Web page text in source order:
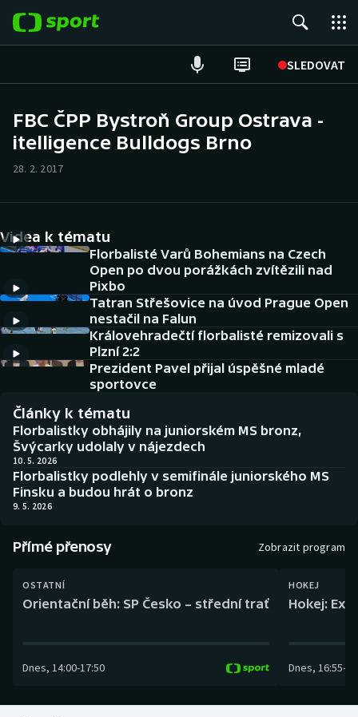
SLEDOVAT
Hokej
Cyklistika
DALŠÍ SPORTY
Americký fotbal
Baseball a softbal
Basketbal
Biatlon
Boby a skeleton
Dostihy
Futsal
NEPŘEHLÉDNĚTE
Soutěže
Historické návraty
Aplikace ČT sport
AZ kvíz
FBC ČPP Bystroň Group Ostrava -
itelligence Bulldogs Brno
28. 2. 2017
Videa k tématu
Florbalisté Varů Bohemians na Czech
Open po dvou porážkách zvítězili nad
Pixbo
Tatran Střešovice na úvod Prague Open
nestačil na Falun
Královehradečtí florbalisté remizovali s
Plzní 2:2
Prezident Pavel přijal úspěšné mladé
sportovce
Články k tématu
Florbalistky obhájily na juniorském MS bronz,
Švýcarky udolaly v nájezdech
10. 5. 2026
Florbalistky podlehly v semifinále juniorského MS
Finsku a budou hrát o bronz
9. 5. 2026
Přímé přenosy Zobrazit program
OSTATNÍ
Orientační běh: SP Česko – střední trať
Dnes, 14:00-17:50
HOKEJ
Hokej:
Dnes, 16:55-